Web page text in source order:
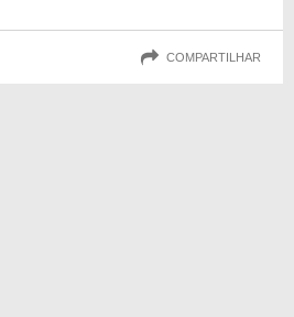
COMPARTILHAR